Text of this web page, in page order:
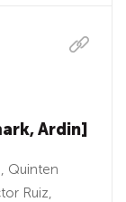
Ardin]
Quinten
Ruiz,